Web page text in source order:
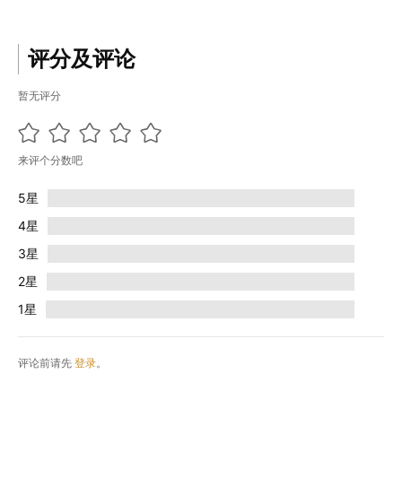
评分及评论
暂无评分
来评个分数吧
5星
4星
3星
2星
1星
评论前请先 登录。